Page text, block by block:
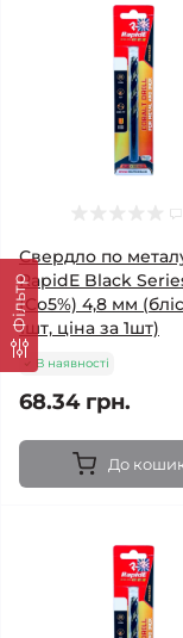
Фільтр
Свердло по
RapidE Black
(Co5%) 4,8 мм
1шт, ціна за 1шт)
В наявності
68.34 грн.
До